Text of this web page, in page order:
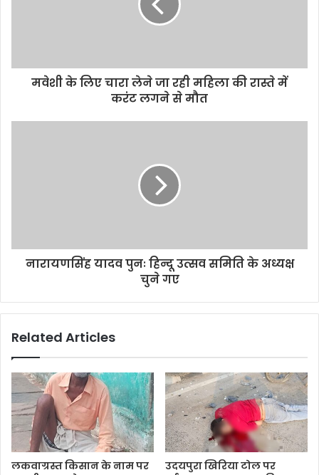
मवेशी के लिए चारा लेने जा रही महिला की रास्ते में
करंट लगने से मौत
नारायणसिंह यादव पुनः हिन्दू उत्सव समिति के अध्यक्ष
चुने गए
Related Articles
लकवाग्रस्त किसान के नाम पर
उदयपुरा खिरिया टोल पर